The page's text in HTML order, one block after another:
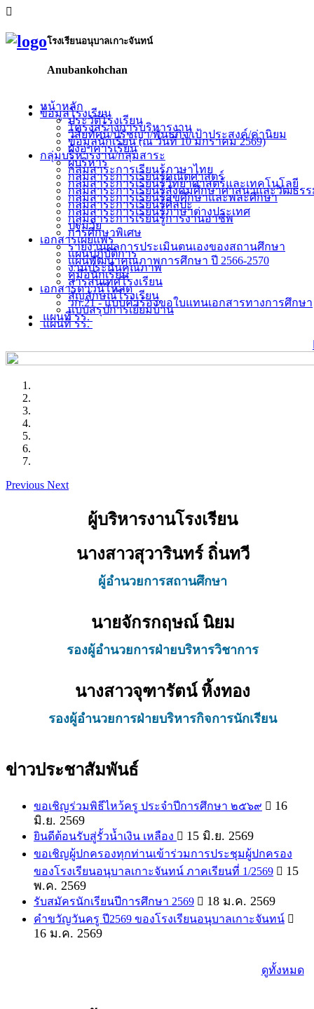
โรงเรียนอนุบาลเกาะจันทน์
Anubankohchan
หน้าหลัก
ข้อมูลโรงเรียน
ประวัติโรงเรียน
โครงสร้างการบริหารงาน
วิสัยทัศน์/ปรัชญา/พันธกิจ/เป้าประสงค์/ค่านิยม
ข้อมูลนักเรียน (ณ วันที่ 10 มกราคม 2569)
ผังอาคารเรียน
กลุ่มบริหารงาน/กลุ่มสาระ
ผู้บริหาร
กลุ่มสาระการเรียนรู้ภาษาไทย
กลุ่มสาระการเรียนรู้คณิตศาสตร์
กลุ่มสาระการเรียนรู้วิทยาศาสตร์และเทคโนโลยี
กลุ่มสาระการเรียนรู้สังคมศึกษาศาสนาและวัฒธร
กลุ่มสาระการเรียนรู้สุขศึกษาและพละศึกษา
กลุ่มสาระการเรียนรู้ศิลปะ
กลุ่มสาระการเรียนรู้ภาษาต่างประเทศ
กลุ่มสาระการเรียนรู้การงานอาชีพ
ปฐมวัย
การศึกษาพิเศษ
เอกสารเผยแพร่
รายงานผลการประเมินตนเองของสถานศึกษา
แผนปฏิบัติการ
แผนพัฒนาคุณภาพการศึกษา ปี 2566-2570
งานประกันคุณภาพ
คู่มือนักเรียน
สารสนเทศโรงเรียน
เอกสารดาวน์โหลด
สัญลักษณ์โรงเรียน
วก.21 - แบบคำร้องขอใบแทนเอกสารทางการศึกษา
แบบสรุปการเยี่ยมบ้าน
แผนที่ รร.
แผนที่ รร.
Previous Next
ผู้บริหารงานโรงเรียน
นางสาวสุวารินทร์ ถิ่นทวี
ผู้อำนวยการสถานศึกษา
นายจักรกฤษณ์ นิยม
รองผู้อำนวยการฝ่ายบริหารวิชาการ
นางสาวจุฑารัตน์ หิ้งทอง
รองผู้อำนวยการฝ่ายบริหารกิจการนักเรียน
ข่าวประชาสัมพันธ์
ขอเชิญร่วมพิธีไหว้ครู ประจำปีการศึกษา ๒๕๖๙
16
มิ.ย. 2569
ยินดีต้อนรับสู่รั้วน้ำเงิน เหลือง 15 มิ.ย. 2569
ขอเชิญผู้ปกครองทุกท่านเข้าร่วมการประชุมผู้ปกครอง
ของโรงเรียนอนุบาลเกาะจันทน์ ภาคเรียนที่ 1/2569
15
พ.ค. 2569
รับสมัครนักเรียนปีการศึกษา 2569 18 ม.ค. 2569
คำขวัญวันครู ปี2569 ของโรงเรียนอนุบาลเกาะจันทน์
16 ม.ค. 2569
ดูทั้งหมด